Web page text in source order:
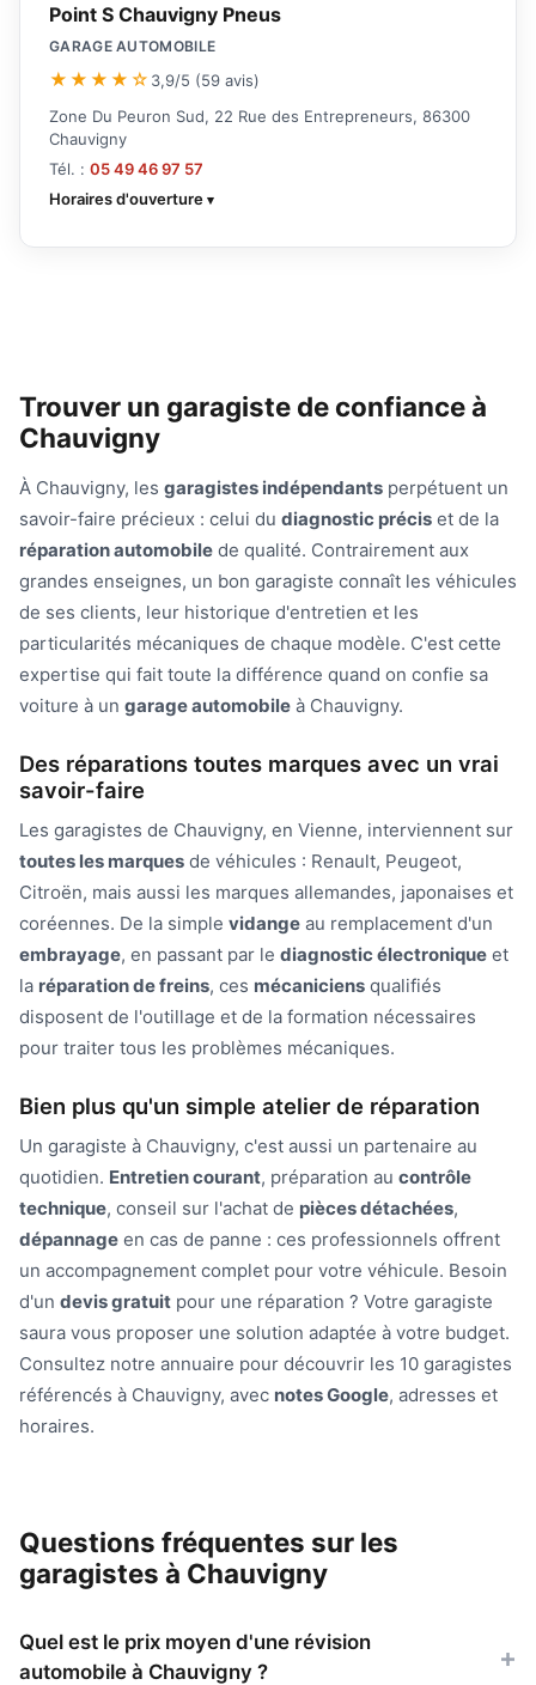
Point S Chauvigny Pneus
GARAGE AUTOMOBILE
★★★★☆ 3,9/5 (59 avis)
Zone Du Peuron Sud, 22 Rue des Entrepreneurs, 86300
Chauvigny
Tél. : 05 49 46 97 57
Horaires d'ouverture
Trouver un garagiste de confiance à
Chauvigny
À Chauvigny, les garagistes indépendants perpétuent un
savoir-faire précieux : celui du diagnostic précis et de la
réparation automobile de qualité. Contrairement aux
grandes enseignes, un bon garagiste connaît les véhicules
de ses clients, leur historique d'entretien et les
particularités mécaniques de chaque modèle. C'est cette
expertise qui fait toute la différence quand on confie sa
voiture à un garage automobile à Chauvigny.
Des réparations toutes marques avec un vrai
savoir-faire
Les garagistes de Chauvigny, en Vienne, interviennent sur
toutes les marques de véhicules : Renault, Peugeot,
Citroën, mais aussi les marques allemandes, japonaises et
coréennes. De la simple vidange au remplacement d'un
embrayage, en passant par le diagnostic électronique et
la réparation de freins, ces mécaniciens qualifiés
disposent de l'outillage et de la formation nécessaires
pour traiter tous les problèmes mécaniques.
Bien plus qu'un simple atelier de réparation
Un garagiste à Chauvigny, c'est aussi un partenaire au
quotidien. Entretien courant, préparation au contrôle
technique, conseil sur l'achat de pièces détachées,
dépannage en cas de panne : ces professionnels offrent
un accompagnement complet pour votre véhicule. Besoin
d'un devis gratuit pour une réparation ? Votre garagiste
saura vous proposer une solution adaptée à votre budget.
Consultez notre annuaire pour découvrir les 10 garagistes
référencés à Chauvigny, avec notes Google, adresses et
horaires.
Questions fréquentes sur les
garagistes à Chauvigny
Quel est le prix moyen d'une révision
automobile à Chauvigny ?